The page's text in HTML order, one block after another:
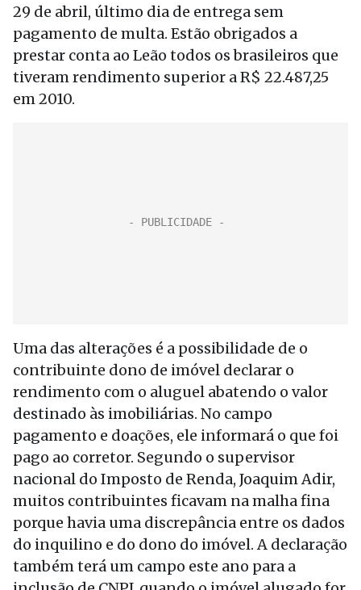
29 de abril, último dia de entrega sem
pagamento de multa. Estão obrigados a
prestar conta ao Leão todos os brasileiros que
tiveram rendimento superior a R$ 22.487,25
em 2010.
Uma das alterações é a possibilidade de o
contribuinte dono de imóvel declarar o
rendimento com o aluguel abatendo o valor
destinado às imobiliárias. No campo
pagamento e doações, ele informará o que foi
pago ao corretor. Segundo o supervisor
nacional do Imposto de Renda, Joaquim Adir,
muitos contribuintes ficavam na malha fina
porque havia uma discrepância entre os dados
do inquilino e do dono do imóvel. A declaração
também terá um campo este ano para a